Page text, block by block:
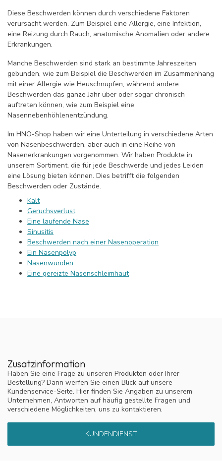
Diese Beschwerden können durch verschiedene Faktoren
verursacht werden. Zum Beispiel eine Allergie, eine Infektion,
eine Reizung durch Rauch, anatomische Anomalien oder andere
Erkrankungen.
Manche Beschwerden sind stark an bestimmte Jahreszeiten
gebunden, wie zum Beispiel die Beschwerden im Zusammenhang
mit einer Allergie wie Heuschnupfen, während andere
Beschwerden das ganze Jahr über oder sogar chronisch
auftreten können, wie zum Beispiel eine
Nasennebenhöhlenentzündung.
Im HNO-Shop haben wir eine Unterteilung in verschiedene Arten
von Nasenbeschwerden, aber auch in eine Reihe von
Nasenerkrankungen vorgenommen. Wir haben Produkte in
unserem Sortiment, die für jede Beschwerde und jedes Leiden
eine Lösung bieten können. Dies betrifft die folgenden
Beschwerden oder Zustände.
Kalt
Geruchsverlust
Eine laufende Nase
Sinusitis
Beschwerden nach einer Nasenoperation
Ein Nasenpolyp
Nasenwunden
Eine gereizte Nasenschleimhaut
Zusatzinformation
Haben Sie eine Frage zu unseren Produkten oder Ihrer
Bestellung? Dann werfen Sie einen Blick auf unsere
Kundenservice-Seite. Hier finden Sie Angaben zu unserem
Unternehmen, Antworten auf häufig gestellte Fragen und
verschiedene Möglichkeiten, uns zu kontaktieren.
KUNDENDIENST